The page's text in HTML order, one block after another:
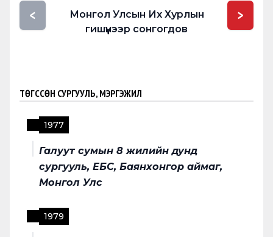
<
Монгол Улсын Их Хурлын
гишүүнээр сонгогдов
>
ТӨГССӨН СУРГУУЛЬ, МЭРГЭЖИЛ
1977
Галуут сумын 8 жилийн дунд
сургууль, ЕБС, Баянхонгор аймаг,
Монгол Улс
1979